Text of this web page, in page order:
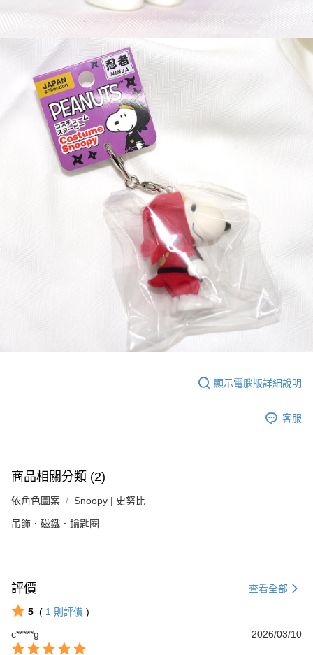
顯示電腦版詳細說明
客服
商品相關分類 (2)
依角色圖案 Snoopy | 史努比
吊飾．磁鐵．鑰匙圈
評價 查看全部
5 ( 1 則評價 )
c*****g
2026/03/10